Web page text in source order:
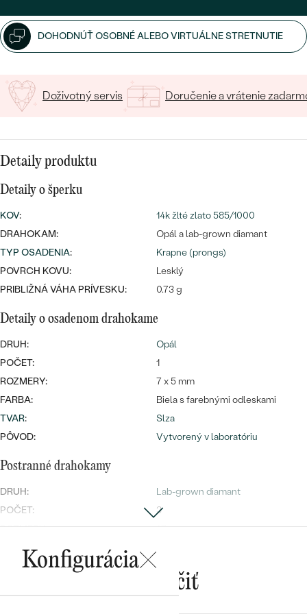
Najpredávanejšie
svadobné
obrúčky
DRAHOKAM
ZLATO
PLATINA
STRIEBRO
Wave kolekcia
OBJAVIŤ
S DRAHOKAMAMI
S PERLAMI
PERSONALIZOVANÉ
SYMBOLICKÉ
MINIMALISTICKÉ
PODĽA PRÍLEŽITOSTI
PODĽA FARBY
PODĽA TVARU DRAHOKAMU
NA MIERU
DIAMANTY
Najpredávanejšie
náušnice
CENOVO DOSTUPNÉ
Personalizované
OBJAVIŤ
Najpredávanejšie
prstene
PREZRIEŤ
DOHODNÚŤ OSOBNÉ ALEBO VIRTUÁLNE STRETNUTIE
Doživotný servis Doručenie a vrátenie
Detaily produktu
Detaily o šperku
KOV:
14k žlté zlato 585/1000
DRAHOKAM:
Opál a lab-grown diamant
TYP OSADENIA:
Krapne (prongs)
POVRCH KOVU:
Lesklý
PRIBLIŽNÁ VÁHA PRÍVESKU:
0.73 g
Detaily o osadenom drahokame
DRUH:
Opál
POČET:
1
ROZMERY:
7 x 5 mm
FARBA:
Biela s farebnými odleskami
TVAR:
Slza
PÔVOD:
Vytvorený v laboratóriu
Postranné drahokamy
DRUH:
Lab-grown diamant
POČET:
3
ROZMERY:
1.7 mm
TVAR:
ČISTOTA:
Konfigurácia
Mohlo by sa vám páčiť